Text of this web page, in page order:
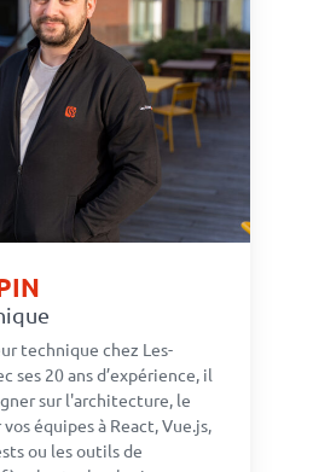
technique chez Les-
ses 20 ans d’expérience, il
sur l'architecture, le
équipes à React, Vue.js,
ou les outils de